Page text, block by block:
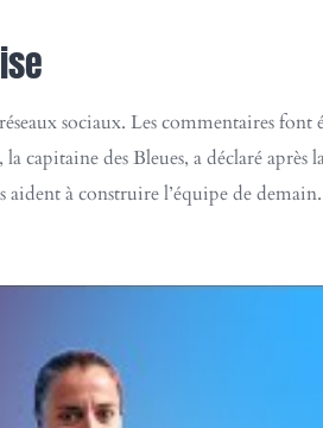
réseaux sociaux. Les commentaires
capitaine des Bleues, a déclaré après
à construire l’équipe de